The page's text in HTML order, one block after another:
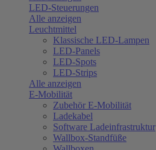
LED-Steuerungen
Alle anzeigen
Leuchtmittel
Klassische LED-Lampen
LED-Panels
LED-Spots
LED-Strips
Alle anzeigen
E-Mobilität
Zubehör E-Mobilität
Ladekabel
Software Ladeinfrastruktur
Wallbox-Standfüße